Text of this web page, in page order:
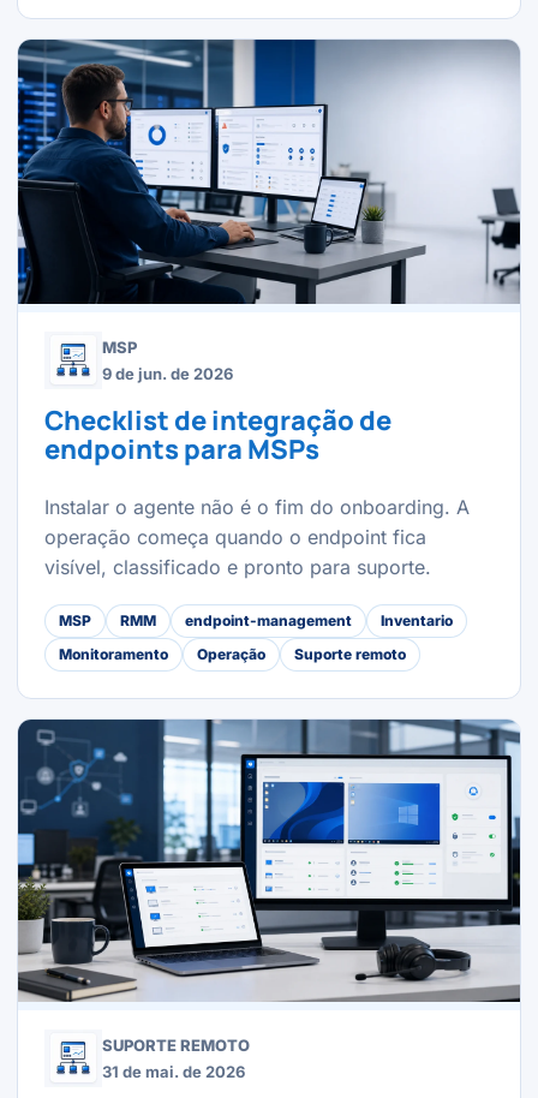
MSP
9 de jun. de 2026
Checklist de integração de
endpoints para MSPs
Instalar o agente não é o fim do onboarding. A
operação começa quando o endpoint fica
visível, classificado e pronto para suporte.
MSP RMM endpoint-management
Inventario
Monitoramento
Operação Suporte remoto
SUPORTE REMOTO
31 de mai. de 2026